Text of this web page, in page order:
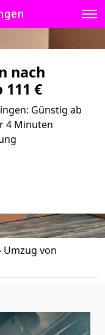
nach
€
Günstig ab
4 Minuten
Umzug von